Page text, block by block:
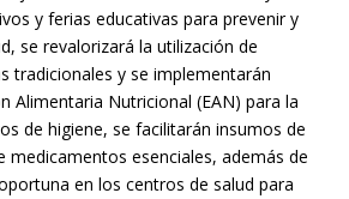
y ferias educativas para prevenir y
se revalorizará la utilización de
tradicionales y se implementarán
Alimentaria Nutricional (EAN) para la
de higiene, se facilitarán insumos de
medicamentos esenciales, además de
en los centros de salud para